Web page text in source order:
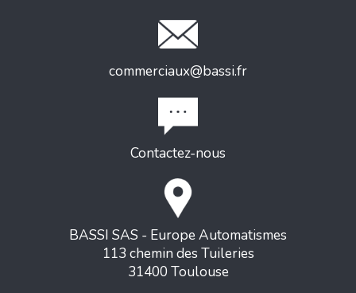
commerciaux@bassi.fr
Contactez-nous
BASSI SAS - Europe Automatismes
113 chemin des Tuileries
31400 Toulouse